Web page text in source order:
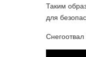
Таким
для